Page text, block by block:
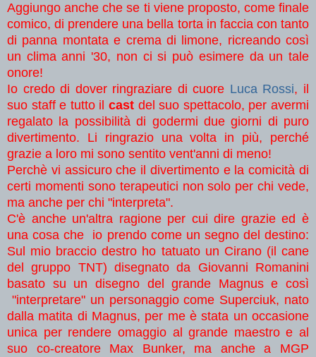
Aggiungo anche che se ti viene proposto, come finale
comico, di prendere una bella torta in faccia con tanto
di panna montata e crema di limone, ricreando così
un clima anni '30, non ci si può esimere da un tale
onore!
Io credo di dover ringraziare di cuore Luca Rossi, il
suo staff e tutto il cast del suo spettacolo, per avermi
regalato la possibilità di godermi due giorni di puro
divertimento. Li ringrazio una volta in più, perché
grazie a loro mi sono sentito vent'anni di meno!
Perchè vi assicuro che il divertimento e la comicità di
certi momenti sono terapeutici non solo per chi vede,
ma anche per chi "interpreta".
C'è anche un'altra ragione per cui dire grazie ed è
una cosa che io prendo come un segno del destino:
Sul mio braccio destro ho tatuato un Cirano (il cane
del gruppo TNT) disegnato da Giovanni Romanini
basato su un disegno del grande Magnus e così
"interpretare" un personaggio come Superciuk, nato
dalla matita di Magnus, per me è stata un occasione
unica per rendere omaggio al grande maestro e al
suo co-creatore Max Bunker, ma anche a MGP